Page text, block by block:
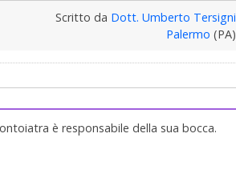
Scritto da Dott. Umberto Tersigni
Palermo (PA)
è responsabile della sua bocca.